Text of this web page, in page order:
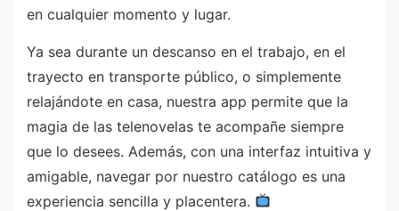
en cualquier momento y lugar.
Ya sea durante un descanso en el trabajo, en el
trayecto en transporte público, o simplemente
relajándote en casa, nuestra app permite que la
magia de las telenovelas te acompañe siempre
que lo desees. Además, con una interfaz intuitiva y
amigable, navegar por nuestro catálogo es una
experiencia sencilla y placentera.